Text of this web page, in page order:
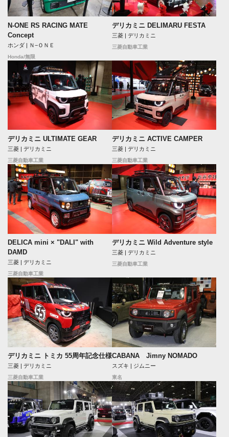
N-ONE RS RACING MATE
Concept
ホンダ | Ｎ−ＯＮＥ
Honda/無限
デリカミニ DELIMARU FESTA
三菱 | デリカミニ
三菱自動車工業
デリカミニ ULTIMATE GEAR
三菱 | デリカミニ
三菱自動車工業
デリカミニ ACTIVE CAMPER
三菱 | デリカミニ
三菱自動車工業
DELICA mini × "DALI" with
DAMD
三菱 | デリカミニ
三菱自動車工業
デリカミニ Wild Adventure style
三菱 | デリカミニ
三菱自動車工業
デリカミニ トミカ 55周年記念仕様
三菱 | デリカミニ
三菱自動車工業
CABANA Jimny NOMADO
スズキ | ジムニー
東名